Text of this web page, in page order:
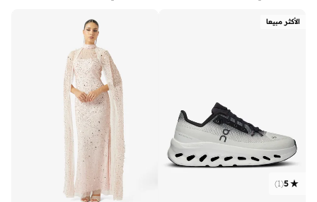
الأكثر مبيعا
5
(
1
)